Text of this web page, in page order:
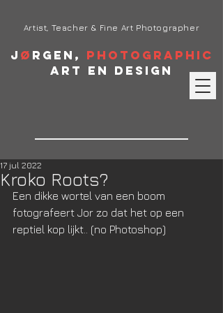
J ø rgen, Photographic
Art en Design
Artist, Teacher & Fine Art Photographer
Kroko Roots?
17 jul 2022
Een dikke wortel van een boom
fotografeert Jor zo dat het op een
reptiel kop lijkt.. (no Photoshop)